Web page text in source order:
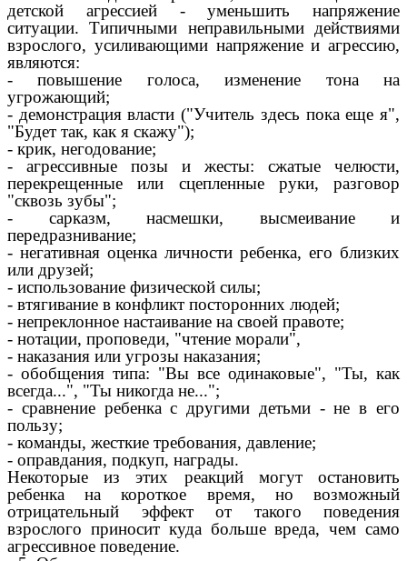
детской агрессией - уменьшить напряжение
ситуации. Типичными неправильными действиями
взрослого, усиливающими напряжение и агрессию,
являются:
- повышение голоса, изменение тона на
угрожающий;
- демонстрация власти ("Учитель здесь пока еще я",
"Будет так, как я скажу");
- крик, негодование;
- агрессивные позы и жесты: сжатые челюсти,
перекрещенные или сцепленные руки, разговор
"сквозь зубы";
- сарказм, насмешки, высмеивание и
передразнивание;
- негативная оценка личности ребенка, его близких
или друзей;
- использование физической силы;
- втягивание в конфликт посторонних людей;
- непреклонное настаивание на своей правоте;
- нотации, проповеди, "чтение морали",
- наказания или угрозы наказания;
- обобщения типа: "Вы все одинаковые", "Ты, как
всегда...", "Ты никогда не...";
- сравнение ребенка с другими детьми - не в его
пользу;
- команды, жесткие требования, давление;
- оправдания, подкуп, награды.
Некоторые из этих реакций могут остановить
ребенка на короткое время, но возможный
отрицательный эффект от такого поведения
взрослого приносит куда больше вреда, чем само
агрессивное поведение.